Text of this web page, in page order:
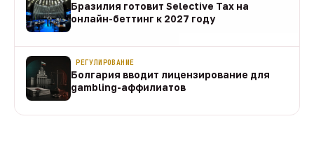
Бразилия готовит Selective Tax на
онлайн-беттинг к 2027 году
РЕГУЛИРОВАНИЕ
Болгария вводит лицензирование для
gambling-аффилиатов